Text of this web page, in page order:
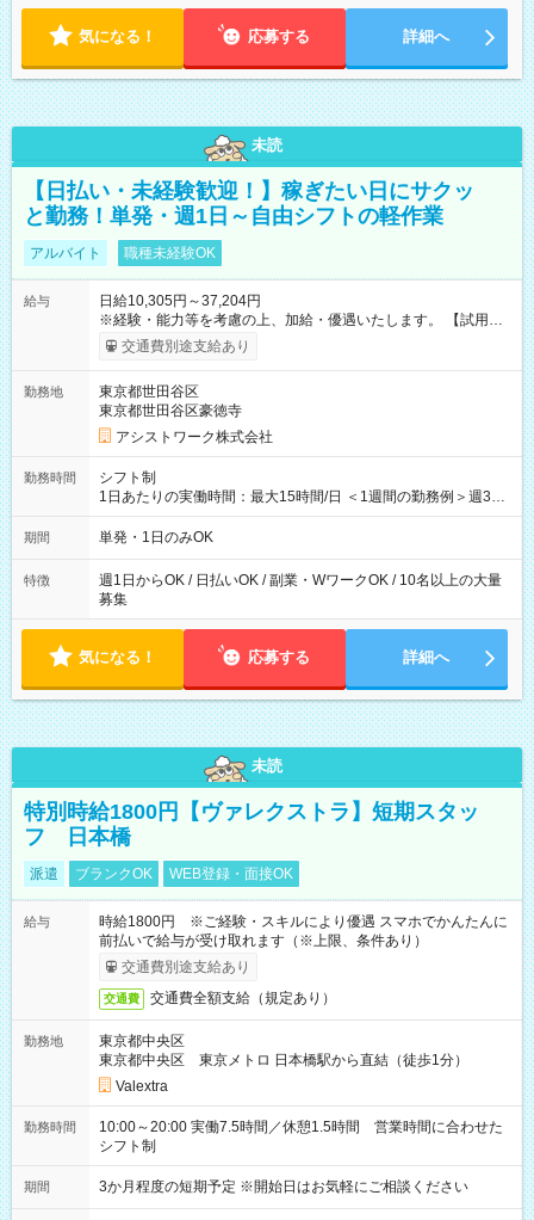
気になる！ 応募する 詳細へ
未読
【日払い・未経験歓迎！】稼ぎたい日にサクッ
と勤務！単発・週1日～自由シフトの軽作業
アルバイト 職種未経験OK
給与
日給10,305円～37,204円
※経験・能力等を考慮の上、加給・優遇いたします。 【試用期
間】試用期間なし
交通費別途支給あり
勤務地
東京都世田谷区
東京都世田谷区豪徳寺
アシストワーク株式会社
勤務時間
シフト制
1日あたりの実働時間：最大15時間/日 ＜1週間の勤務例＞週3回
勤務 勤務：月・水・金 休み：火・木・土・日 好きな時にお仕事
可能です！ ※1日あたりの最大実働時間は日勤、夜勤共に勤務し
期間 単発・1日のみOK
特徴
週1日からOK / 日払いOK / 副業・WワークOK / 10名以上の大量
募集
気になる！ 応募する 詳細へ
未読
特別時給1800円【ヴァレクストラ】短期スタッ
フ 日本橋
派遣 ブランクOK WEB登録・面接OK
給与
時給1800円 ※ご経験・スキルにより優遇 スマホでかんたんに
前払いで給与が受け取れます（※上限、条件あり）
交通費別途支給あり
交通費 交通費全額支給（規定あり）
勤務地
東京都中央区
東京都中央区 東京メトロ 日本橋駅から直結（徒歩1分）
Valextra
勤務時間
10:00～20:00 実働7.5時間／休憩1.5時間 営業時間に合わせた
シフト制
期間 3か月程度の短期予定 ※開始日はお気軽にご相談ください